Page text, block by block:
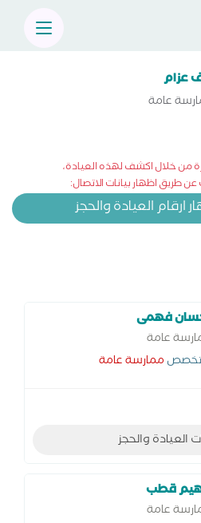
عزام
عامة
من خلال اكشف لهذه العيادة،
طريق اظهار بيانات الاتصال:
العيادة والحجز
فهمى
عامة
تخصص ممارسة عامة
العيادة والحجز
قطب
عامة